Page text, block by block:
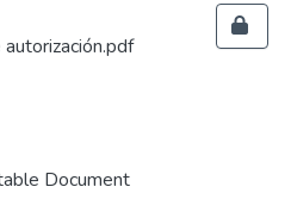
Document